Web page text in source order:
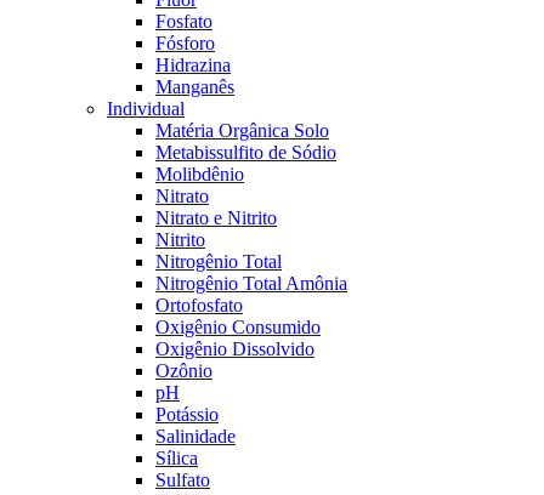
Fosfato
Fósforo
Hidrazina
Manganês
Individual
Matéria Orgânica Solo
Metabissulfito de Sódio
Molibdênio
Nitrato
Nitrato e Nitrito
Nitrito
Nitrogênio Total
Nitrogênio Total Amônia
Ortofosfato
Oxigênio Consumido
Oxigênio Dissolvido
Ozônio
pH
Potássio
Salinidade
Sílica
Sulfato